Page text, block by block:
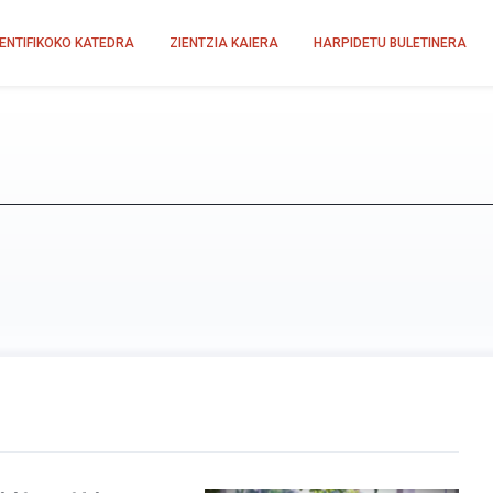
KATEDRA ZIENTZIA KAIERA HARPIDETU BULETINERA